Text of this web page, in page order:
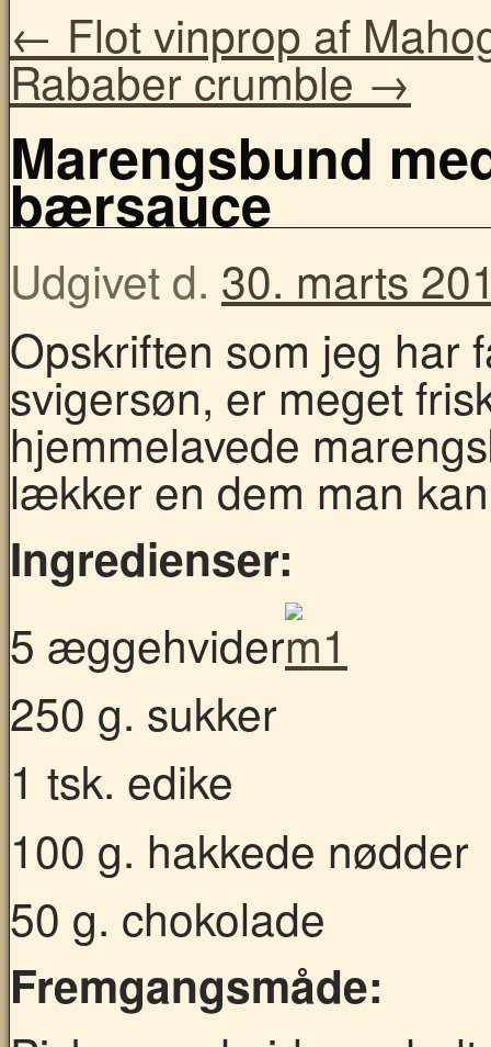
← Flot vinprop af
Rababer crumble→
Marengsbund
bærsauce
Udgivet d. 30. marts
Opskriften som jeg har
svigersøn, er meget
hjemmelavede
lækker en dem man
Ingredienser:
5 æggehvider
250 g. sukker
1 tsk. edike
100 g. hakkede nødder
50 g. chokolade
Fremgangsmåde: